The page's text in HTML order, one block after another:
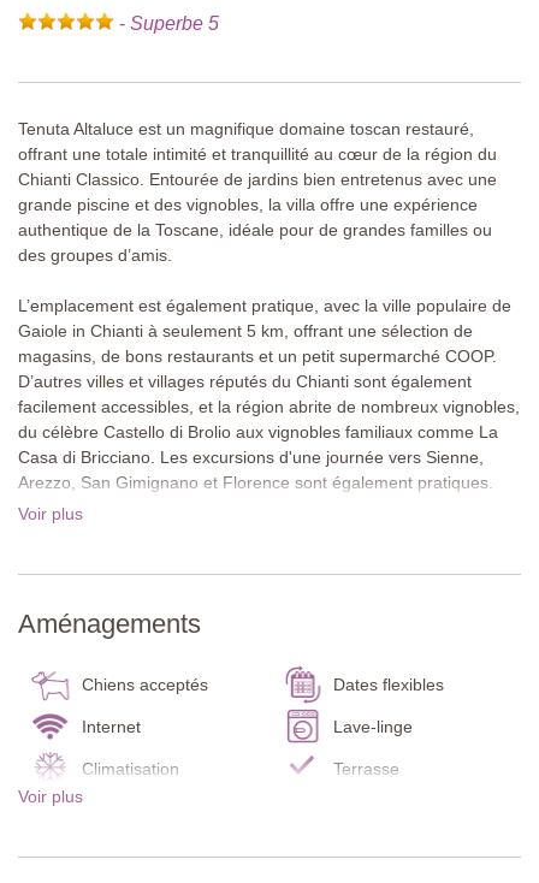
- Superbe 5
Tenuta Altaluce est un magnifique domaine toscan restauré,
offrant une totale intimité et tranquillité au cœur de la région du
Chianti Classico. Entourée de jardins bien entretenus avec une
grande piscine et des vignobles, la villa offre une expérience
authentique de la Toscane, idéale pour de grandes familles ou
des groupes d’amis.
L’emplacement est également pratique, avec la ville populaire de
Gaiole in Chianti à seulement 5 km, offrant une sélection de
magasins, de bons restaurants et un petit supermarché COOP.
D’autres villes et villages réputés du Chianti sont également
facilement accessibles, et la région abrite de nombreux vignobles,
du célèbre Castello di Brolio aux vignobles familiaux comme La
Casa di Bricciano. Les excursions d'une journée vers Sienne,
Arezzo, San Gimignano et Florence sont également pratiques.
Perchée sur une colline, la villa offre une vue imprenable sur ses
L’environnement paisible permet aux invités de se détendre
structure en pierre reflète le charme d'une ferme traditionnelle,
est un véritable point fort, avec de grandes terrasses pour des
repas en plein air et des moments de détente, ainsi qu'une
piscine spectaculaire et une maison de piscine pour profiter du
soleil toscan.
À l’intérieur, la villa dégage de la chaleur, avec des sols en
une atmosphère accueillante. Chaque détail a été soigneusement
Voir plus
Aménagements
Chiens acceptés Dates flexibles
Internet Lave-linge
Climatisation Terrasse
Voir plus